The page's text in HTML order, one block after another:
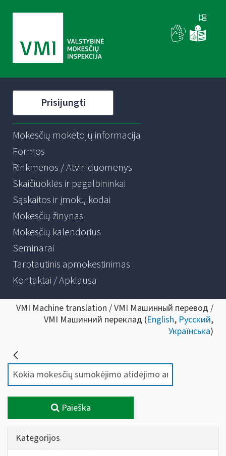
Prisijungti
Mokesčių mokėtojų informacija
Formos
Rinkmenos / Atviri duomenys
Skaičiuoklės ir pagalbininkai
Sąskaitos ir įmokų kodai
Mokesčių žinynas
Mokesčių kalendorius
Seminarai
Tarptautinis apmokestinimas
Kontaktai / Apklausa
VMI Machine translation / VMI Машинный перевод /
VMI Машинний переклад (English, Русский,
Українська)
Paieška
Kategorijos